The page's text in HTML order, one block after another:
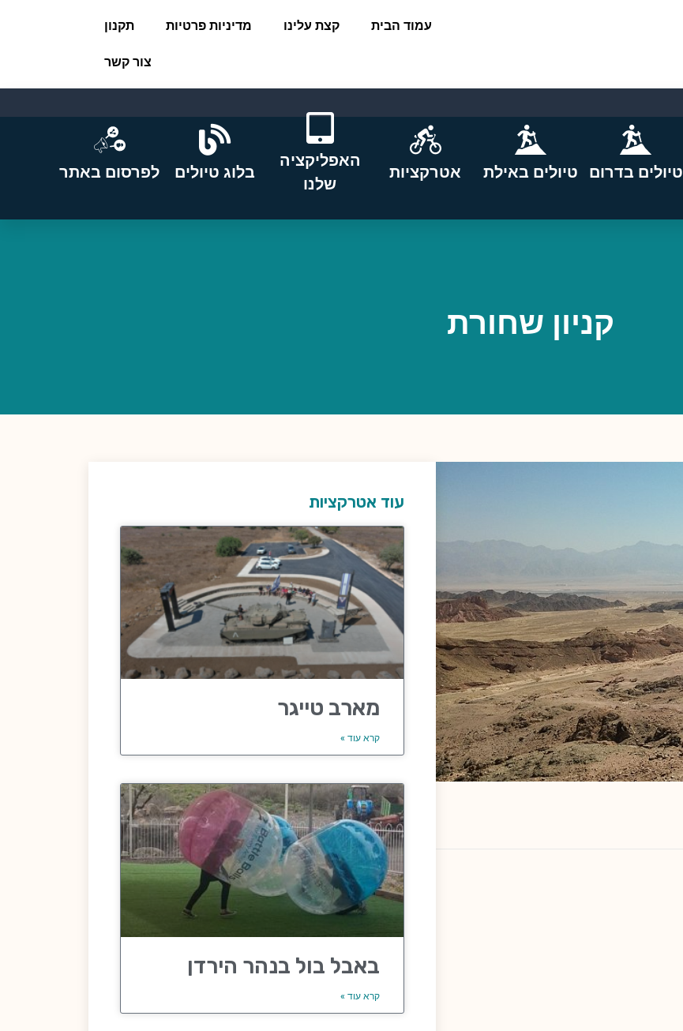
עמוד הבית קצת עלינו מדיניות פרטיות תקנון
צור קשר
טיולים בדרום טיולים באילת אטרקציות
האפליקציה
שלנו
בלוג טיולים לפרסום באתר
קניון שחורת
עוד אטרקציות
מארב טייגר
קרא עוד »
באבל בול בנהר הירדן
קרא עוד »